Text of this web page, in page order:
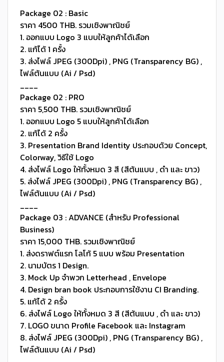
Package 02 : Basic
ราคา 4500 THB. รวมเชิงพาณิชย์
1. ออกแบบ Logo 3 แบบให้ลูกค้าได้เลือก
2. แก้ได้ 1 ครั้ง
3. ส่งไฟล์ JPEG (300Dpi) , PNG (Transparency BG) ,
ไฟล์ต้นแบบ (Ai / Psd)
____
Package 02 : PRO
ราคา 5,500 THB. รวมเชิงพาณิชย์
1. ออกแบบ Logo 5 แบบให้ลูกค้าได้เลือก
2. แก้ได้ 2 ครั้ง
3. Presentation Brand Identity ประกอบด้วย Concept,
Colorway, วิธีใช้ Logo
4. ส่งไฟล์ Logo ให้ทั้งหมด 3 สี (สีต้นแบบ , ดำ และ ขาว)
5. ส่งไฟล์ JPEG (300Dpi) , PNG (Transparency BG) ,
ไฟล์ต้นแบบ (Ai / Psd)
____
Package 03 : ADVANCE (สำหรับ ​Professional
Business)
ราคา 15,000 THB. รวมเชิงพาณิชย์
1. ส่งดราฟต์แรก โลโก้ 5 แบบ พร้อม Presentation
2. นามบัตร 1 Design.
3. Mock Up จำพวก Letterhead , Envelope
4. Design bran book ประกอบการใช้งาน CI Branding.
5. แก้ได้ 2 ครั้ง
6. ส่งไฟล์ Logo ให้ทั้งหมด 3 สี (สีต้นแบบ , ดำ และ ขาว)
7. LOGO ขนาด Profile Facebook และ Instagram
8. ส่งไฟล์ JPEG (300Dpi) , PNG (Transparency BG) ,
ไฟล์ต้นแบบ (Ai / Psd)